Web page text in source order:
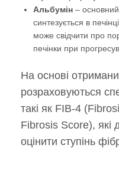
Альбумін –
синтезується в
може свідчити про
печінки при
На основі
розраховуються
такі як FIB-4
Fibrosis Score), які
оцінити ступінь